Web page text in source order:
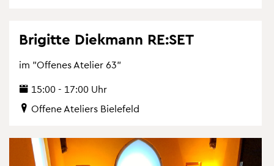
Bri­git­te Diek­mann RE:SET
im "Of­fe­nes Ate­lier 63"
15:00 - 17:00 Uhr
Of­fe­ne Ate­liers Bie­le­feld